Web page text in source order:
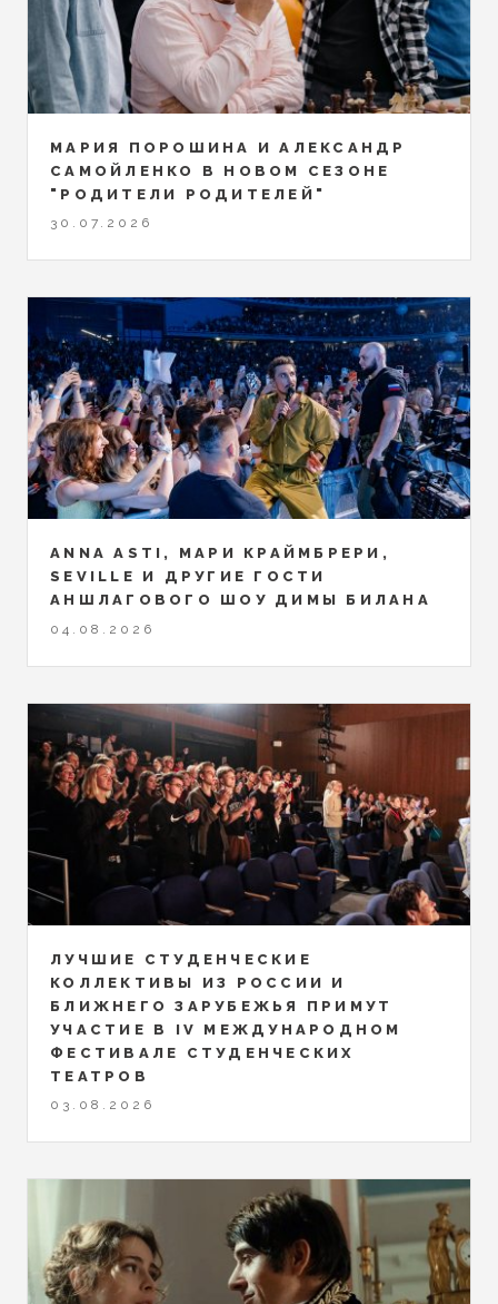
МАРИЯ ПОРОШИНА И АЛЕКСАНДР
САМОЙЛЕНКО В НОВОМ СЕЗОНЕ
"РОДИТЕЛИ РОДИТЕЛЕЙ"
30.07.2026
ANNA ASTI, МАРИ КРАЙМБРЕРИ,
SEVILLE И ДРУГИЕ ГОСТИ
АНШЛАГОВОГО ШОУ ДИМЫ БИЛАНА
04.08.2026
ЛУЧШИЕ СТУДЕНЧЕСКИЕ
КОЛЛЕКТИВЫ ИЗ РОССИИ И
БЛИЖНЕГО ЗАРУБЕЖЬЯ ПРИМУТ
УЧАСТИЕ В IV МЕЖДУНАРОДНОМ
ФЕСТИВАЛЕ СТУДЕНЧЕСКИХ
ТЕАТРОВ
03.08.2026